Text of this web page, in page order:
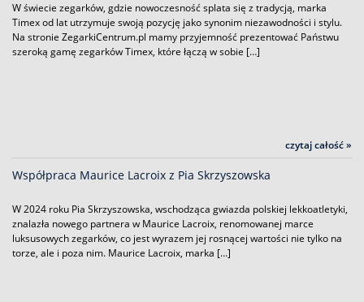
W świecie zegarków, gdzie nowoczesność splata się z tradycją, marka
Timex od lat utrzymuje swoją pozycję jako synonim niezawodności i stylu.
Na stronie ZegarkiCentrum.pl mamy przyjemność prezentować Państwu
szeroką gamę zegarków Timex, które łączą w sobie […]
czytaj całość »
Współpraca Maurice Lacroix z Pia Skrzyszowska
W 2024 roku Pia Skrzyszowska, wschodząca gwiazda polskiej lekkoatletyki,
znalazła nowego partnera w Maurice Lacroix, renomowanej marce
luksusowych zegarków, co jest wyrazem jej rosnącej wartości nie tylko na
torze, ale i poza nim. Maurice Lacroix, marka […]